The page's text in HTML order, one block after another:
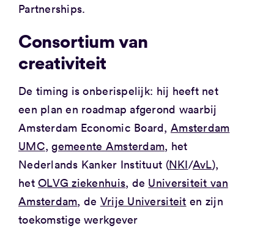
Partnerships.
Consortium van
creativiteit
De timing is onberispelijk: hij heeft net
een plan en roadmap afgerond waarbij
Amsterdam Economic Board, Amsterdam
UMC,gemeente Amsterdam, het
Nederlands Kanker Instituut (NKI/AvL),
hetOLVG ziekenhuis, de Universiteit van
Amsterdam, de Vrije Universiteit en zijn
toekomstige werkgever